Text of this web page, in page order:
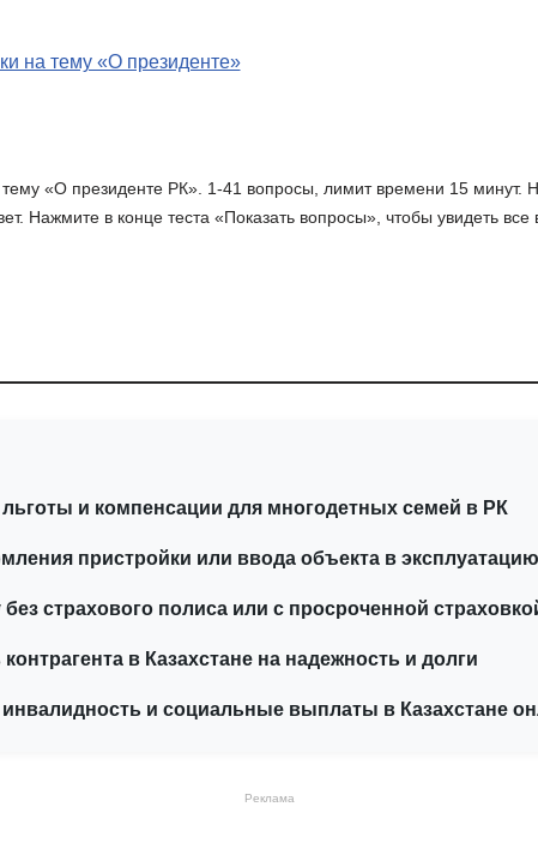
на тему «О президенте»
тему «О президенте РК». 1-41 вопросы, лимит времени 15 минут.
Нажмите в конце теста «Показать вопросы», чтобы увидеть
и компенсации для многодетных семей в РК
пристройки или ввода объекта в
страхового полиса или с просроченной
в Казахстане на надежность и долги
и социальные выплаты в Казахстане
Реклама